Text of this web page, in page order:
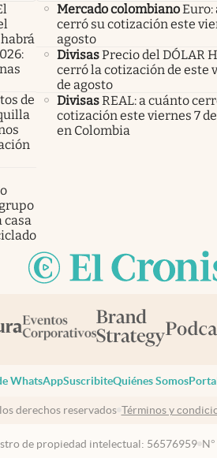
de
casa
Mercado colombianoEuro:
cerró su cotización este
agosto
DivisasPrecio del DÓLAR
cerró la cotización de este
de agosto
DivisasREAL: a cuánto
cotización este viernes 7
en Colombia
WhatsAppSuscribiteQuiénes Somos
derechos reservados Términos y
de propiedad intelectual: 56576959